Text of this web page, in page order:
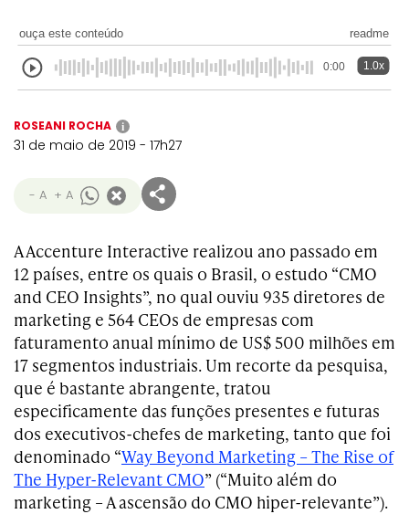
ouça este conteúdo readme
0:00 1.0x
ROSEANI ROCHA i
31 de maio de 2019 - 17h27
- A + A
A Accenture Interactive realizou ano passado em
12 países, entre os quais o Brasil, o estudo “CMO
and CEO Insights”, no qual ouviu 935 diretores de
marketing e 564 CEOs de empresas com
faturamento anual mínimo de US$ 500 milhões em
17 segmentos industriais. Um recorte da pesquisa,
que é bastante abrangente, tratou
especificamente das funções presentes e futuras
dos executivos-chefes de marketing, tanto que foi
denominado “Way Beyond Marketing – The Rise of
The Hyper-Relevant CMO” (“Muito além do
marketing – A ascensão do CMO hiper-relevante”).